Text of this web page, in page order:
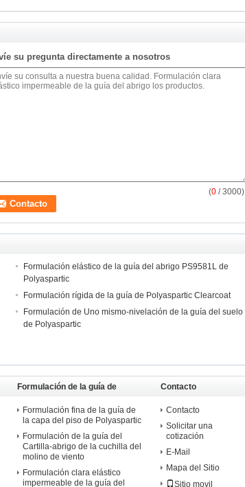
su pregunta directamente a nosotros
(0 / 3000)
Formulación elástico de la guía del abrigo PS9581L de
Polyaspartic
Formulación rígida de la guía de Polyaspartic Clearcoat
Formulación de Uno mismo-nivelación de la guía del suelo
de Polyaspartic
Formulación de la guía de
Polyaspartic
Formulación fina de la guía de
la capa del piso de Polyaspartic
Formulación de la guía del
Cartilla-abrigo de la cuchilla del
molino de viento
Formulación clara elástico
impermeable de la guía del
Contacto
Contacto
Solicitar una
cotización
E-Mail
Mapa del Sitio
Sitio movil